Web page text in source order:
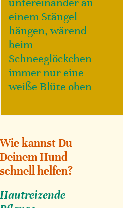
einem Stängel
hängen, wärend
beim
Schneeglöckchen
immer nur eine
weiße Blüte oben
Wie kannst Du
Deinem Hund
schnell helfen?
Hautreizende